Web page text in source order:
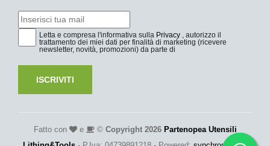
Letta e compresa l'informativa sulla Privacy , autorizzo il
trattamento dei miei dati per finalità di marketing (ricevere
newsletter, novità, promozioni) da parte di
ISCRIVITI
Fatto con e © Copyright 2026 Partenopea Utensili